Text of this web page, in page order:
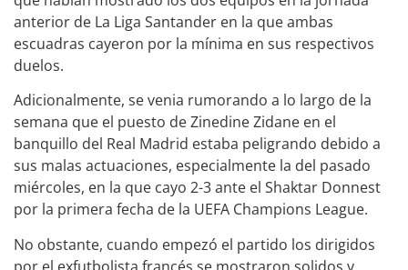
anterior de La Liga Santander en la que ambas
escuadras cayeron por la mínima en sus respectivos
duelos.
Adicionalmente, se venia rumorando a lo largo de la
semana que el puesto de Zinedine Zidane en el
banquillo del Real Madrid estaba peligrando debido a
sus malas actuaciones, especialmente la del pasado
miércoles, en la que cayo 2-3 ante el Shaktar Donnest
por la primera fecha de la UEFA Champions League.
No obstante, cuando empezó el partido los dirigidos